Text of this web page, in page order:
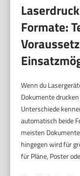
Formate:
Wenn du
Dokumente
Unterschiede
automatisch beide
meisten
hingegen wird für
für Pläne, Poster